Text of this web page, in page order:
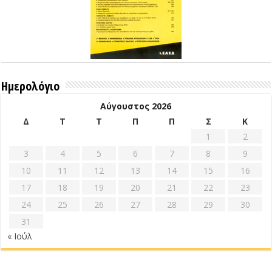
Ημερολόγιο
Αύγουστος 2026
Δ
Τ Τ Π Π Σ
Κ
1
2
3
4 5 6 7 8
9
10
11 12 13 14 15
16
17
18 19 20 21 22
23
24
25 26 27 28 29
30
31
« Ιούλ